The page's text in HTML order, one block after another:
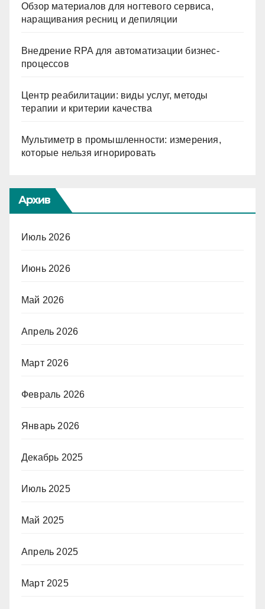
Обзор материалов для ногтевого сервиса,
наращивания ресниц и депиляции
Внедрение RPA для автоматизации бизнес-
процессов
Центр реабилитации: виды услуг, методы
терапии и критерии качества
Мультиметр в промышленности: измерения,
которые нельзя игнорировать
Архив
Июль 2026
Июнь 2026
Май 2026
Апрель 2026
Март 2026
Февраль 2026
Январь 2026
Декабрь 2025
Июль 2025
Май 2025
Апрель 2025
Март 2025